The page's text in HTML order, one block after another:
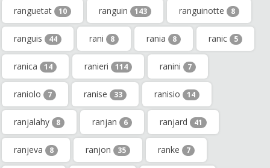
ranguetat 10 ranguin 143 ranguinotte 8
ranguis 44 rani 8 rania 8 ranic 5
ranica 14 ranieri 114 ranini 7
raniolo 7 ranise 33 ranisio 14
ranjalahy 8 ranjan 6 ranjard 41
ranjeva 8 ranjon 35 ranke 7